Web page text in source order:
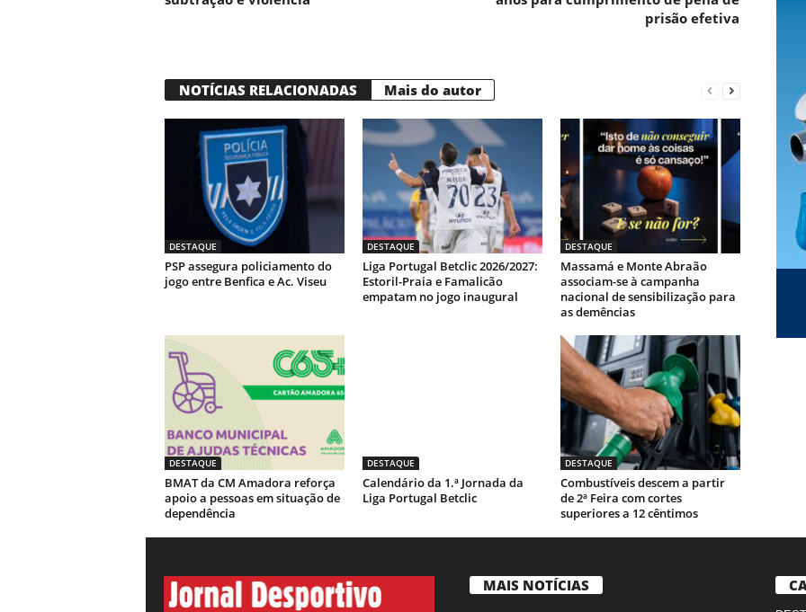
prisão efetiva
NOTÍCIAS RELACIONADAS Mais do autor
DESTAQUE
PSP assegura policiamento do
jogo entre Benfica e Ac. Viseu
DESTAQUE
Liga Portugal Betclic 2026/2027:
Estoril-Praia e Famalicão
empatam no jogo inaugural
DESTAQUE
Massamá e Monte Abraão
associam-se à campanha
nacional de sensibilização para
as demências
DESTAQUE
BMAT da CM Amadora reforça
apoio a pessoas em situação de
dependência
DESTAQUE
Calendário da 1.ª Jornada da
Liga Portugal Betclic
DESTAQUE
Combustíveis descem a partir
de 2ª Feira com cortes
superiores a 12 cêntimos
MAIS NOTÍCIAS